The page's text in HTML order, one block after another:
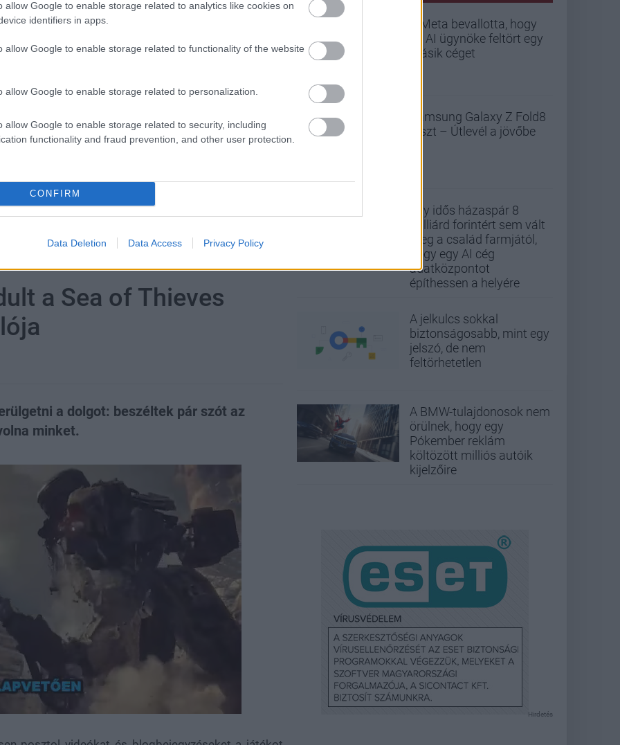
allow Google to enable storage related to analytics like cookies on
identifiers in apps.
allow Google to enable storage related to functionality of the website
allow Google to enable storage related to personalization.
allow Google to enable storage related to security, including
functionality and fraud prevention, and other user protection.
CONFIRM
Data Deletion Data Access Privacy Policy
AMI NEM
a Sea of Thieves
a dolgot: beszéltek pár szót az
minket.
A Meta bevallotta, hogy
az AI ügynöke feltört egy
másik céget
Samsung Galaxy Z Fold8
teszt – Útlevél a jövőbe
Egy idős házaspár 8
milliárd forintért sem vált
meg a család farmjától,
hogy egy AI cég
adatközpontot
építhessen a helyére
A jelkulcs sokkal
biztonságosabb, mint egy
jelszó, de nem
feltörhetetlen
A BMW-tulajdonosok nem
örülnek, hogy egy
Pókember reklám
költözött milliós autóik
kijelzőire
Hirdetés